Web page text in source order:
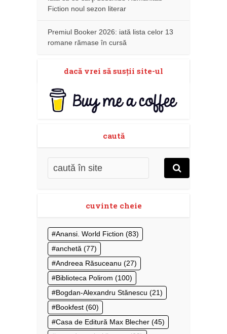
Fiction noul sezon literar
Premiul Booker 2026: iată lista celor 13
romane rămase în cursă
dacă vrei să susţii site-ul
caută
cuvinte cheie
Anansi. World Fiction (83)
anchetă (77)
Andreea Răsuceanu (27)
Biblioteca Polirom (100)
Bogdan-Alexandru Stănescu (21)
Bookfest (60)
Casa de Editură Max Blecher (45)